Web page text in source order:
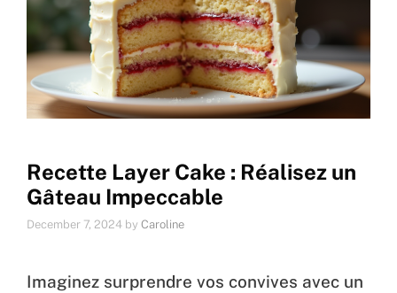
Recette Layer Cake : Réalisez un
Gâteau Impeccable
December 7, 2024 by Caroline
Imaginez surprendre vos convives avec un